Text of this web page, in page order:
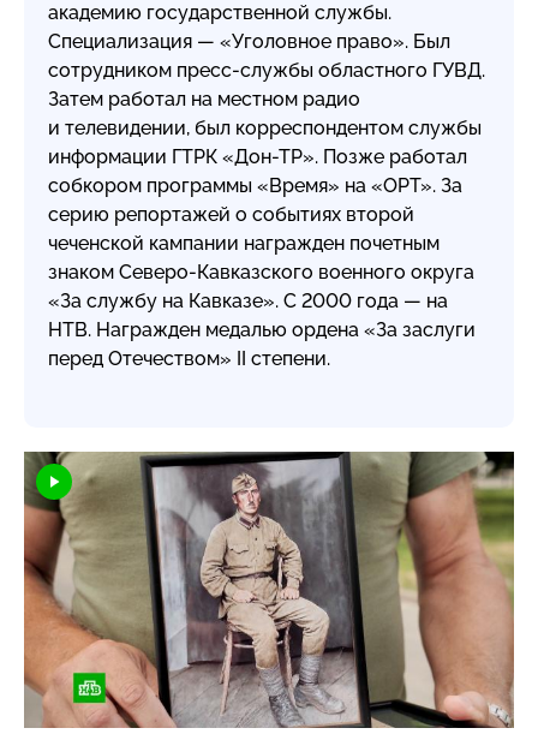
академию государственной службы.
Специализация — «Уголовное право». Был
сотрудником пресс-службы областного ГУВД.
Затем работал на местном радио
и телевидении, был корреспондентом службы
информации ГТРК «Дон-ТР». Позже работал
собкором программы «Время» на «ОРТ». За
серию репортажей о событиях второй
чеченской кампании награжден почетным
знаком Северо-Кавказского военного округа
«За службу на Кавказе». С 2000 года — на
НТВ. Награжден медалью ордена «За заслуги
перед Отечеством» II степени.